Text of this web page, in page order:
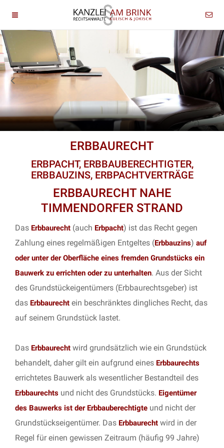
ERBBAURECHT
ERBPACHT, ERBBAUBERECHTIGTER,
ERBBAUZINS, ERBPACHTVERTRÄGE
ERBBAURECHT NAHE
TIMMENDORFER STRAND
Das Erbbaurecht (auch Erbpacht) ist das Recht gegen
Zahlung eines regelmäßigen Entgeltes (Erbbauzins) auf
oder unter der Oberfläche eines fremden Grundstücks ein
Bauwerk zu errichten oder zu unterhalten. Aus der Sicht
des Grundstückeigentümers (Erbbaurechtsgeber) ist
das Erbbaurecht ein beschränktes dingliches Recht, das
auf seinem Grundstück lastet.
Das Erbbaurecht wird grundsätzlich wie ein Grundstück
behandelt, daher gilt ein aufgrund eines Erbbaurechts
errichtetes Bauwerk als wesentlicher Bestandteil des
Erbbaurechts und nicht des Grundstücks. Eigentümer
des Bauwerks ist der Erbbauberechtigte und nicht der
Grundstückseigentümer. Das Erbbaurecht wird in der
Regel für einen gewissen Zeitraum (häufig 99 Jahre)